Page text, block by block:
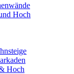
Hoch
Hoch